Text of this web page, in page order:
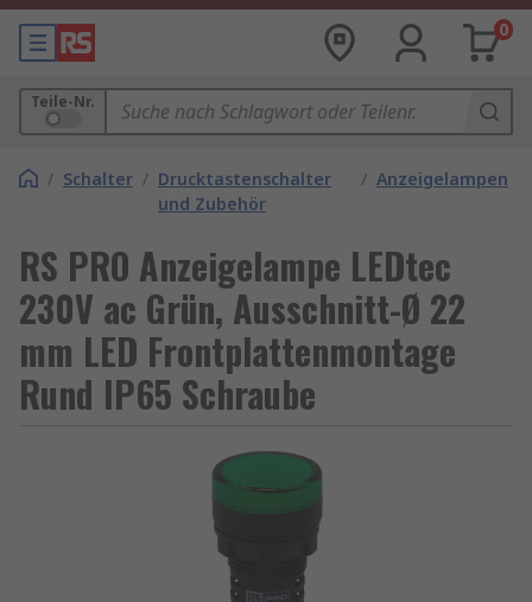
0
Teile-Nr.
/ Schalter / Drucktastenschalter
und Zubehör
/ Anzeigelampen
RS PRO Anzeigelampe LEDtec
230V ac Grün, Ausschnitt-Ø 22
mm LED Frontplattenmontage
Rund IP65 Schraube